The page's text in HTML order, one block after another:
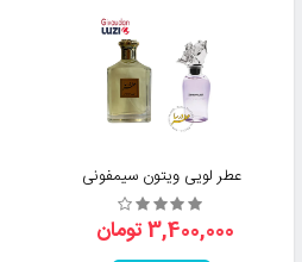
عطر لویی ویتون سیمفونی
3,400,000 تومان